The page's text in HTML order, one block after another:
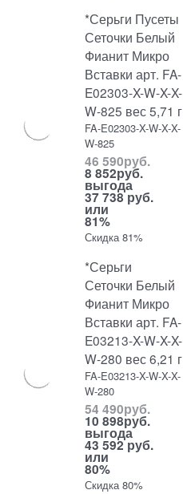
*Серьги Пусеты
Сеточки Белый
Фианит Микро
Вставки арт. FA-
E02303-X-W-X-X-
W-825 вес 5,71 г
FA-E02303-X-W-X-X-
W-825
46 590руб.
8 852руб.
выгода
37 738 руб.
или
81%
Скидка 81%
*Серьги
Сеточки Белый
Фианит Микро
Вставки арт. FA-
E03213-X-W-X-X-
W-280 вес 6,21 г
FA-E03213-X-W-X-X-
W-280
54 490руб.
10 898руб.
выгода
43 592 руб.
или
80%
Скидка 80%